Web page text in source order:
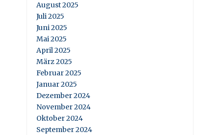
August 2025
Juli 2025
Juni 2025
Mai 2025
April 2025
März 2025
Februar 2025
Januar 2025
Dezember 2024
November 2024
Oktober 2024
September 2024